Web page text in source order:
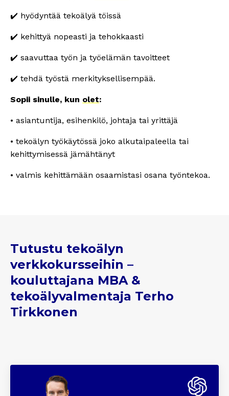
✔️ hyödyntää tekoälyä töissä
✔️ kehittyä nopeasti ja tehokkaasti
✔️ saavuttaa työn ja työelämän tavoitteet
✔️ tehdä työstä merkityksellisempää.
Sopii sinulle, kun olet:
• asiantuntija, esihenkilö, johtaja tai yrittäjä
• tekoälyn työkäytössä joko alkutaipaleella tai
kehittymisessä jämähtänyt
• valmis kehittämään osaamistasi osana työntekoa.
Tutustu tekoälyn
verkkokursseihin –
kouluttajana MBA &
tekoälyvalmentaja Terho
Tirkkonen